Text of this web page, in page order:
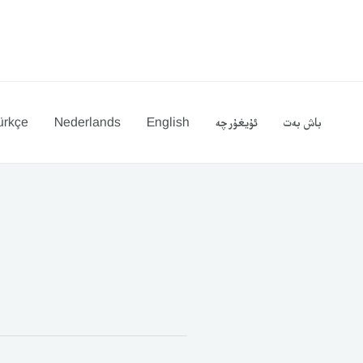
باش بەت ئۇيغۇرچە English
Nederlands